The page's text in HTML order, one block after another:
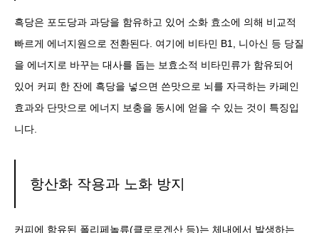
흑당은 포도당과 과당을 함유하고 있어 소화 효소에 의해 비교적
빠르게 에너지원으로 전환된다. 여기에 비타민 B1, 니아신 등 당질
을 에너지로 바꾸는 대사를 돕는 보효소적 비타민류가 함유되어
있어 커피 한 잔에 흑당을 넣으면 쓴맛으로 뇌를 자극하는 카페인
효과와 단맛으로 에너지 보충을 동시에 얻을 수 있는 것이 특징입
니다.
항산화 작용과 노화 방지
커피에 함유된 폴리페놀류(클로로겐산 등)는 체내에서 발생하는